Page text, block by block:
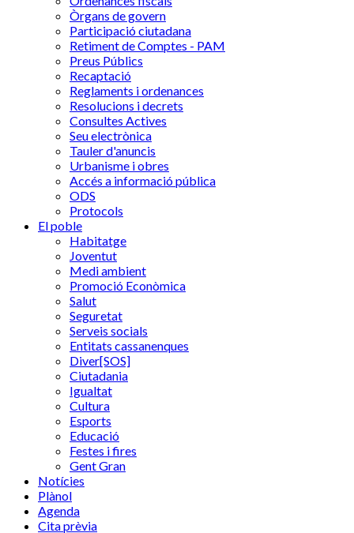
Òrgans de govern
Participació ciutadana
Retiment de Comptes - PAM
Preus Públics
Recaptació
Reglaments i ordenances
Resolucions i decrets
Consultes Actives
Seu electrònica
Tauler d'anuncis
Urbanisme i obres
Accés a informació pública
ODS
Protocols
El poble
Habitatge
Joventut
Medi ambient
Promoció Econòmica
Salut
Seguretat
Serveis socials
Entitats cassanenques
Diver[SOS]
Ciutadania
Igualtat
Cultura
Esports
Educació
Festes i fires
Gent Gran
Notícies
Plànol
Agenda
Cita prèvia